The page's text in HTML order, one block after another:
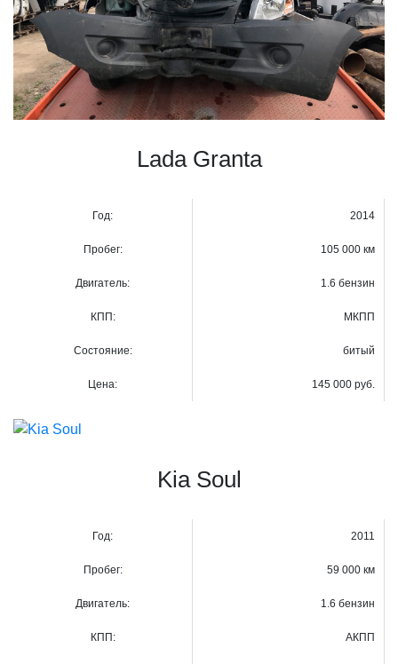
Lada Granta
Год: 2014
Пробег: 105 000 км
Двигатель: 1.6 бензин
КПП: МКПП
Состояние: битый
Цена: 145 000 руб.
Kia Soul
Год: 2011
Пробег: 59 000 км
Двигатель: 1.6 бензин
КПП: АКПП